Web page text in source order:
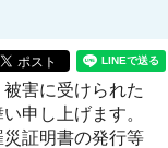
害に受けられた
申し上げます。
証明書の発行等